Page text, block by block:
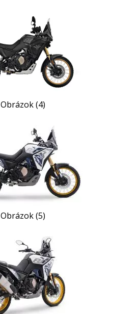
Obrázok (4)
Obrázok (5)